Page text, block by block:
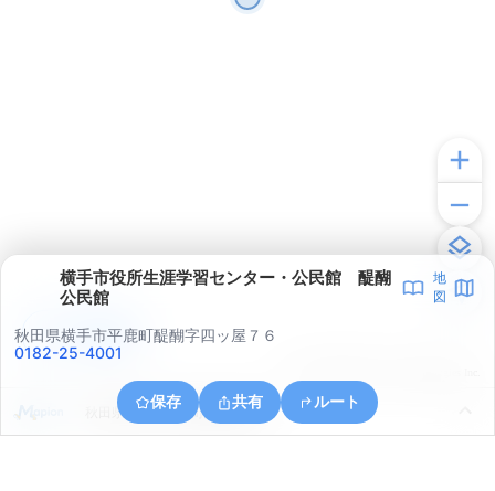
横手市役所生涯学習センター・公民館 醍醐
公民館
地
図
秋田県横手市平鹿町醍醐字四ッ屋７６
0182-25-4001
保存 共有 ルート
秋田県横手市平鹿町醍醐亀井沢
アプリで見る